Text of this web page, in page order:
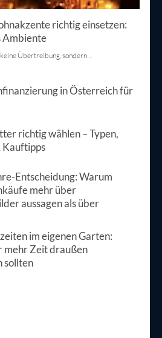
richtig einsetzen:
Ambiente
Übertreibung, sondern…
in Österreich für
richtig wählen – Typen,
Kauftipps
Entscheidung: Warum
mehr über
aussagen als über
im eigenen Garten:
mehr Zeit draußen
sollten